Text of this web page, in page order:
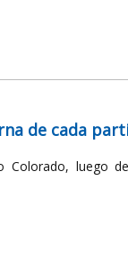
de cada
luego